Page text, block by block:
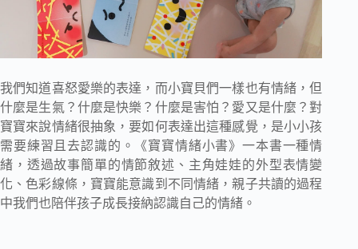
我們知道喜怒愛樂的表達，而小寶貝們一樣也有情緒，但
什麼是生氣？什麼是快樂？什麼是害怕？愛又是什麼？對
寶寶來說情緒很抽象，要如何表達出這種感覺，是小小孩
需要練習且去認識的。《寶寶情緒小書》一本書一種情
緒，透過故事簡單的情節敘述、主角娃娃的外型表情變
化、色彩線條，寶寶能意識到不同情緒，親子共讀的過程
中我們也陪伴孩子成長接納認識自己的情緒。